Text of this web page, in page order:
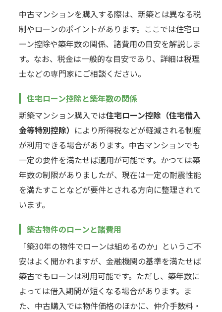
中古マンションを購入する際は、新築とは異なる税
制やローンのポイントがあります。ここでは住宅ロ
ーン控除や築年数の関係、諸費用の目安を解説しま
す。なお、税金は一般的な目安であり、詳細は税理
士などの専門家にご相談ください。
住宅ローン控除と築年数の関係
新築マンション購入では住宅ローン控除（住宅借入
金等特別控除） により所得税などが軽減される制度
が利用できる場合があります。中古マンションでも
一定の要件を満たせば適用が可能です。かつては築
年数の制限がありましたが、現在は一定の耐震性能
を満たすことなどが要件とされる方向に整理されて
います。
築古物件のローンと諸費用
「築30年の物件でローンは組めるのか」というご不
安はよく聞かれますが、金融機関の基準を満たせば
築古でもローンは利用可能です。ただし、築年数に
よっては借入期間が短くなる場合があります。ま
た、中古購入では物件価格のほかに、仲介手数料・